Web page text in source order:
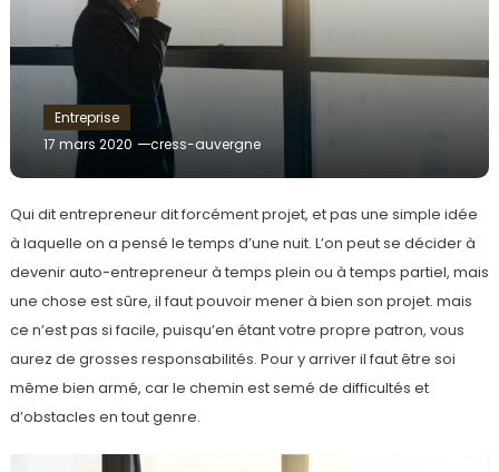
Entreprise
17 mars 2020
cress-auvergne
Qui dit entrepreneur dit forcément projet, et pas une simple idée
à laquelle on a pensé le temps d’une nuit. L’on peut se décider à
devenir auto-entrepreneur à temps plein ou à temps partiel, mais
une chose est sûre, il faut pouvoir mener à bien son projet. mais
ce n’est pas si facile, puisqu’en étant votre propre patron, vous
aurez de grosses responsabilités. Pour y arriver il faut être soi
même bien armé, car le chemin est semé de difficultés et
d’obstacles en tout genre.